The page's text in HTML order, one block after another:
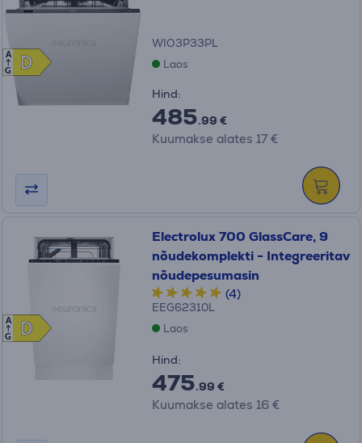
D
D
A
G
WIO3P33PL
Laos
Hind:
485.99 €
Kuumakse alates 17 €
D
D
A
G
Electrolux 700 GlassCare, 9
nõudekomplekti - Integreeritav
nõudepesumasin
(4)
EEG62310L
Laos
Hind:
475.99 €
Kuumakse alates 16 €